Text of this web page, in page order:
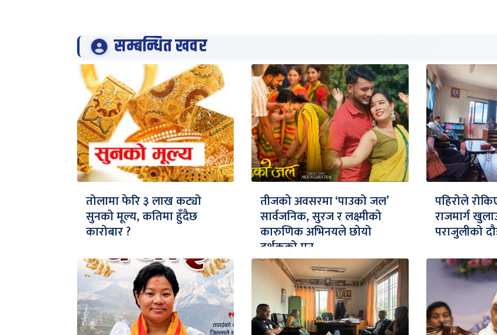
सम्बन्धित खवर
तोलामा फेरि ३ लाख कट्यो
सुनको मूल्य, कतिमा हुँदैछ
कारोबार ?
तीजको अवसरमा ‘पाउको जल’
सार्वजनिक, सुरज र लक्ष्मीको
कारुणिक अभिनयले छोयो
दर्शकको मन
पहिरोले
राजमार्ग
पराजुलीको